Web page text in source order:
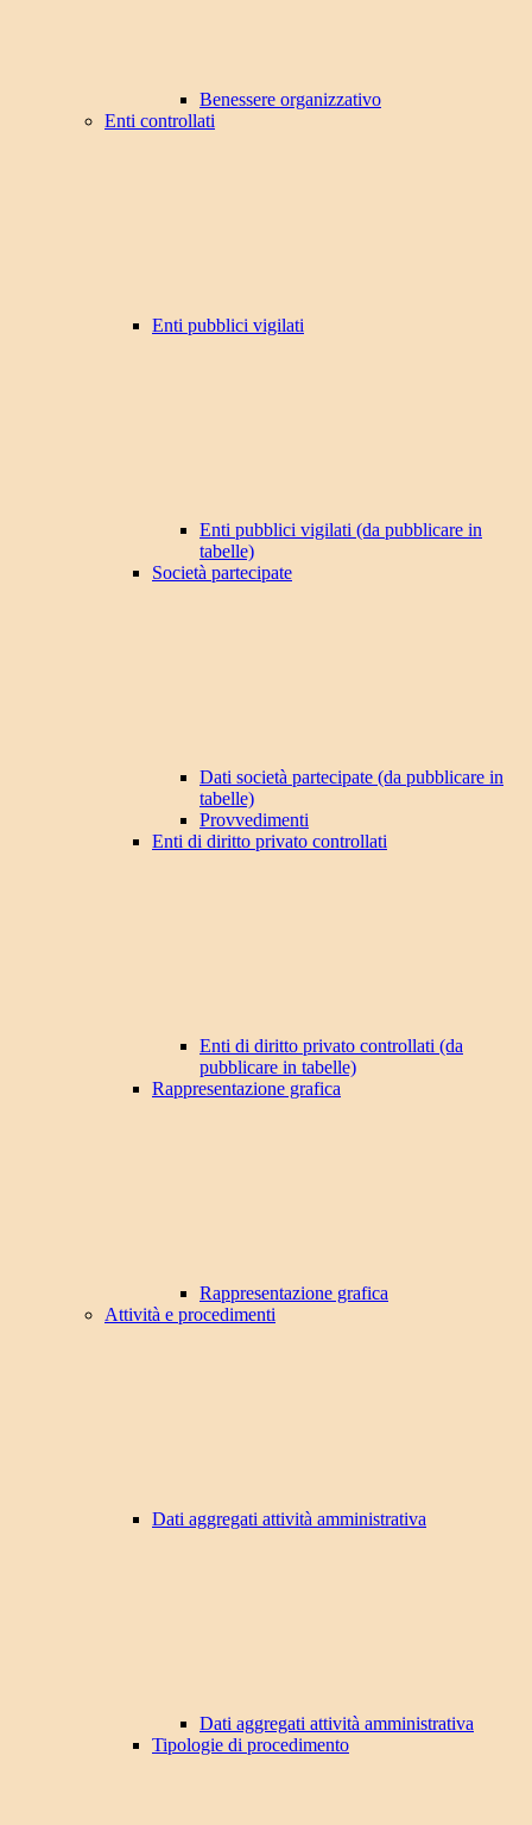
Benessere organizzativo
Enti controllati
Enti pubblici vigilati
Enti pubblici vigilati (da pubblicare in
tabelle)
Società partecipate
Dati società partecipate (da pubblicare in
tabelle)
Provvedimenti
Enti di diritto privato controllati
Enti di diritto privato controllati (da
pubblicare in tabelle)
Rappresentazione grafica
Rappresentazione grafica
Attività e procedimenti
Dati aggregati attività amministrativa
Dati aggregati attività amministrativa
Tipologie di procedimento